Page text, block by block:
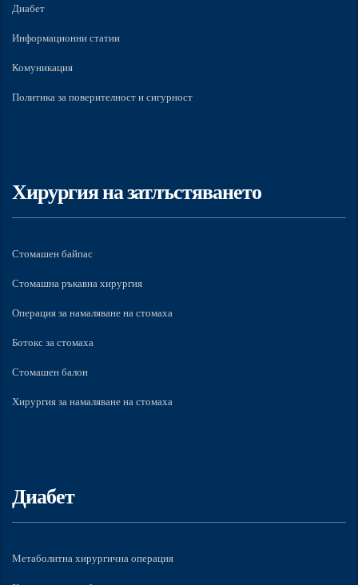
Диабет
Информационни статии
Комуникация
Политика за поверителност и сигурност
Хирургия на затлъстяването
Стомашен байпас
Стомашна ръкавна хирургия
Операция за намаляване на стомаха
Ботокс за стомаха
Стомашен балон
Хирургия за намаляване на стомаха
Диабет
Метаболитна хирургична операция